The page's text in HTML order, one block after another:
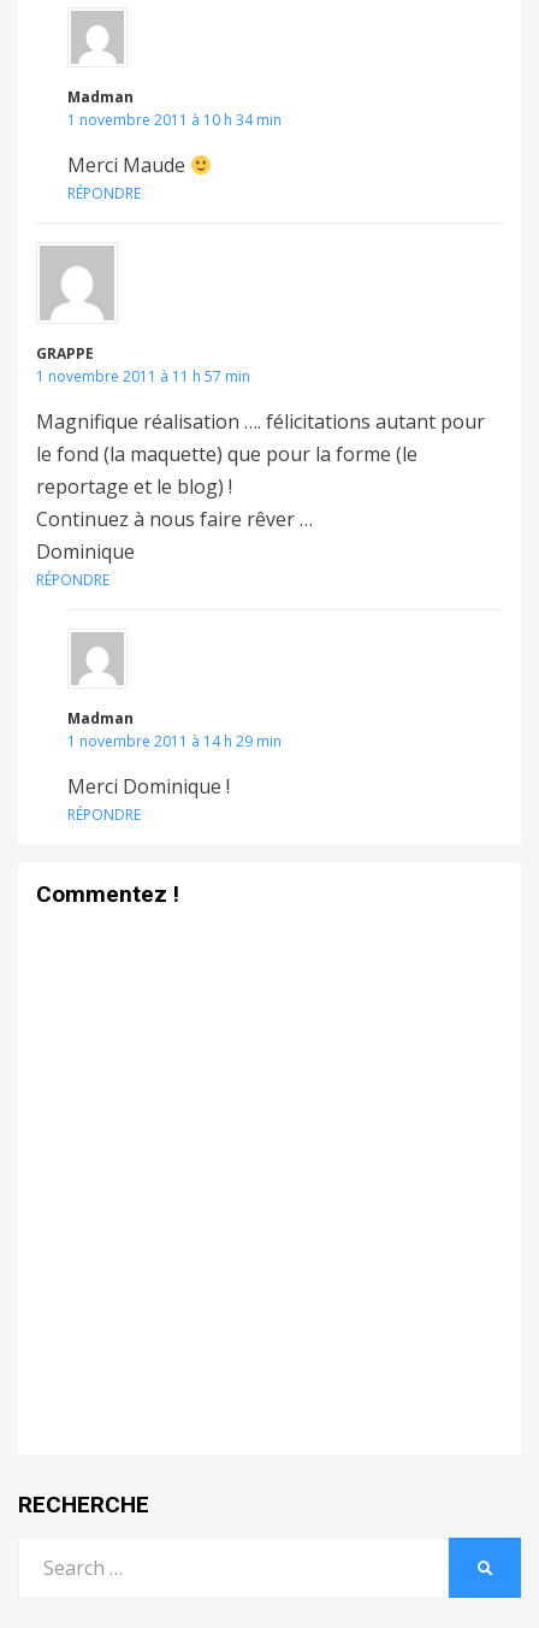
Madman
1 novembre 2011 à 10 h 34 min
Merci Maude
RÉPONDRE
GRAPPE
1 novembre 2011 à 11 h 57 min
Magnifique réalisation …. félicitations autant pour
le fond (la maquette) que pour la forme (le
reportage et le blog) !
Continuez à nous faire rêver …
Dominique
RÉPONDRE
Madman
1 novembre 2011 à 14 h 29 min
Merci Dominique !
RÉPONDRE
Commentez !
RECHERCHE
for: